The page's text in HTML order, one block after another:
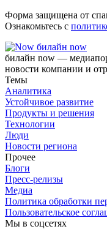
Форма защищена от
Ознакомьтесь с
билайн now
билайн now —
новости компании и
Темы
Аналитика
Устойчивое развитие
Продукты и решения
Технологии
Люди
Новости региона
Прочее
Блоги
Пресс-релизы
Медиа
Политика обработки
Пользовательское
Мы в соцсетях